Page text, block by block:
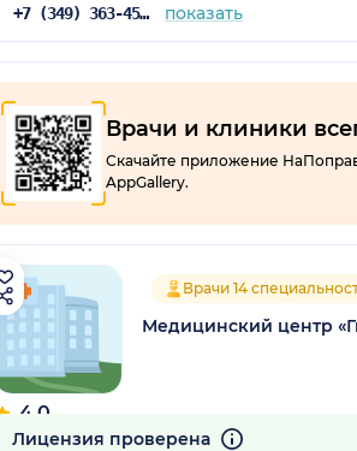
+7 (349) 363-45-42 показать
Врачи и клиники
Скачайте приложение
AppGallery.
4.0
4 отзыва
Врачи 14
Медицинский центр
Лицензия проверена